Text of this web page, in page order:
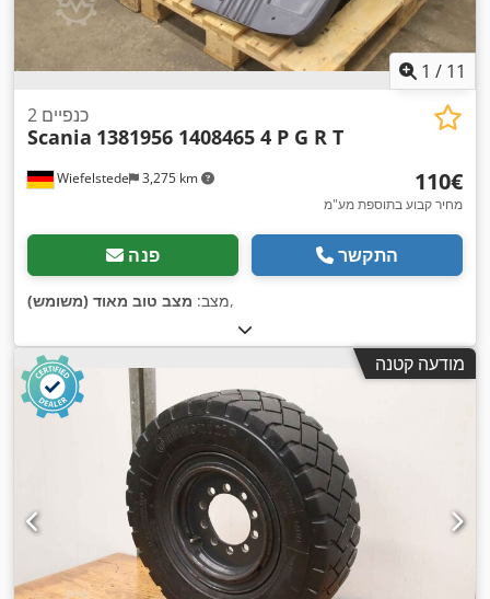
1 / 11
Wiefelstede 3,275 km
2 כנפיים
Scania 1381956 1408465 4 P G R T
‏110 ‏€
מחיר קבוע בתוספת מע"מ
פנה התקשר
מצב: מצב טוב מאוד (משומש) ,
מודעה קטנה